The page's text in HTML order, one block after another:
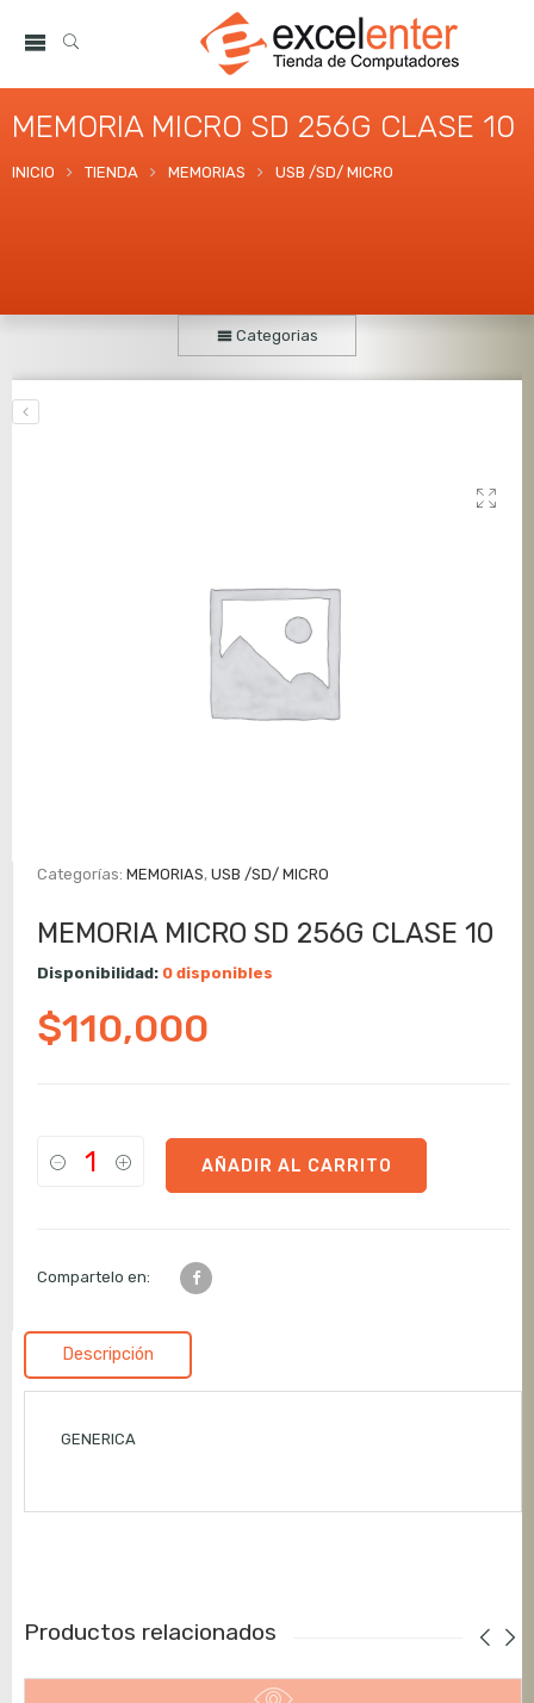
MEMORIA MICRO SD 256G CLASE 10
INICIO TIENDA MEMORIAS USB /SD/ MICRO
Categorias
Categorías:MEMORIAS,USB /SD/ MICRO
MEMORIA MICRO SD 256G CLASE 10
Disponibilidad: 0 disponibles
$110,000
AÑADIR AL CARRITO
Compartelo en:
Descripción
GENERICA
Productos relacionados